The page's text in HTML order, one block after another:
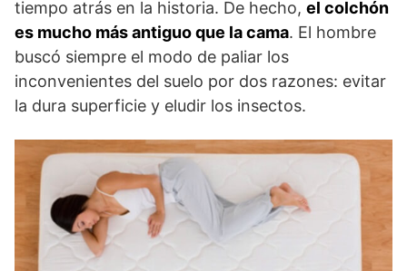
tiempo atrás en la historia. De hecho, el colchón
es mucho más antiguo que la cama. El hombre
buscó siempre el modo de paliar los
inconvenientes del suelo por dos razones: evitar
la dura superficie y eludir los insectos.